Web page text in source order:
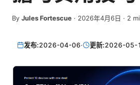
By Jules Fortescue · 2026年4月6日 · 2
发布:2026-04-06· 更新:2026-05-